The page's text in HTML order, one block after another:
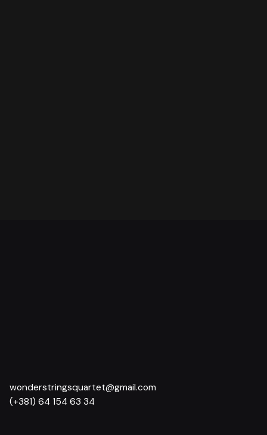
wonderstringsquartet@gmail.com
(+381) 64 154 63 34